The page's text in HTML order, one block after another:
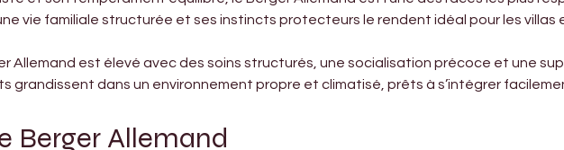
vie familiale structurée et ses instincts protecteurs le rendent idéal pour les villas
Allemand est élevé avec des soins structurés, une socialisation précoce et une
grandissent dans un environnement propre et climatisé, prêts à s’intégrer
Berger Allemand